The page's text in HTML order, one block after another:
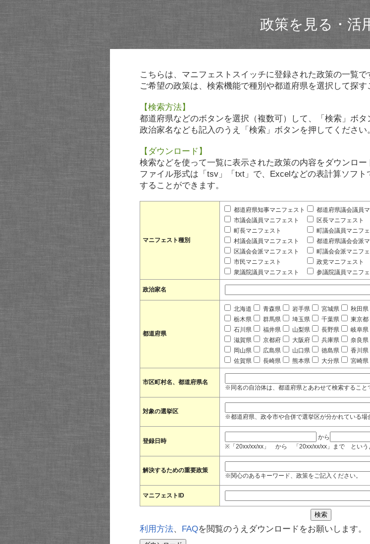
政策を見る・活
こちらは、マニフェストスイッチに登録された政策の一覧で
ご希望の政策は、検索機能で種別や都道府県を選択して探す
【検索方法】
都道府県などのボタンを選択（複数可）して、「検索」ボタ
政治家名なども記入のうえ「検索」ボタンを押してください
【ダウンロード】
検索などを使って一覧に表示された政策の内容をダウンロー
ファイル形式は「tsv」「txt」で、Excelなどの表計算ソフ
することができます。
マニフェスト種別
都道府県知事マニフェスト 都道府県議会議員
市議会議員マニフェスト
区長マニフェスト
町長マニフェスト
町議会議員マニフェ
村議会議員マニフェスト
都道府県議会会派
区議会会派マニフェスト
町議会会派マニフェ
市民マニフェスト
政党マニフェスト
衆議院議員マニフェスト
参議院議員マニフェ
政治家名
都道府県
北海道 青森県 岩手県 宮城県 秋田県
栃木県
群馬県 埼玉県 千葉県 東京都
石川県
福井県 山梨県 長野県 岐阜県
滋賀県
京都府 大阪府 兵庫県 奈良県
岡山県
広島県 山口県 徳島県 香川県
佐賀県
長崎県 熊本県 大分県 宮崎県
市区町村名、都道府県名
※同名の自治体は、都道府県とあわせて検索すること
対象の選挙区
※都道府県、政令市や合併で選挙区が分かれている場
登録日時
から
※「20xx/xx/xx」 から 「20xx/xx/xx」まで という
解決するための重要政策
※関心のあるキーワード、政策をご記入ください。
マニフェストID
利用方法、 FAQを閲覧のうえダウンロードをお願いします。